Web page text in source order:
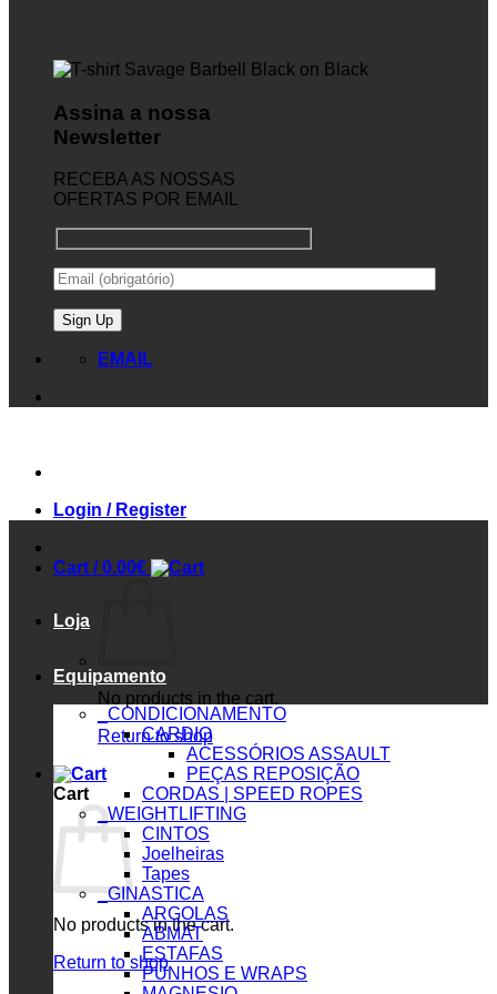
Assina a nossa
Newsletter
RECEBA AS NOSSAS
OFERTAS POR EMAIL
EMAIL
Login / Register
Cart /0.00€
No products in the cart.
Return to shop
Cart
No products in the cart.
Return to shop
Loja
Equipamento
_CONDICIONAMENTO
CARDIO
ACESSÓRIOS ASSAULT
PEÇAS REPOSIÇÃO
CORDAS | SPEED ROPES
_WEIGHTLIFTING
CINTOS
Joelheiras
Tapes
_GINASTICA
ARGOLAS
ABMAT
ESTAFAS
PUNHOS E WRAPS